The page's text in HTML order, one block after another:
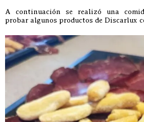
A continuación se realizó una
probar algunos productos de Discarlux